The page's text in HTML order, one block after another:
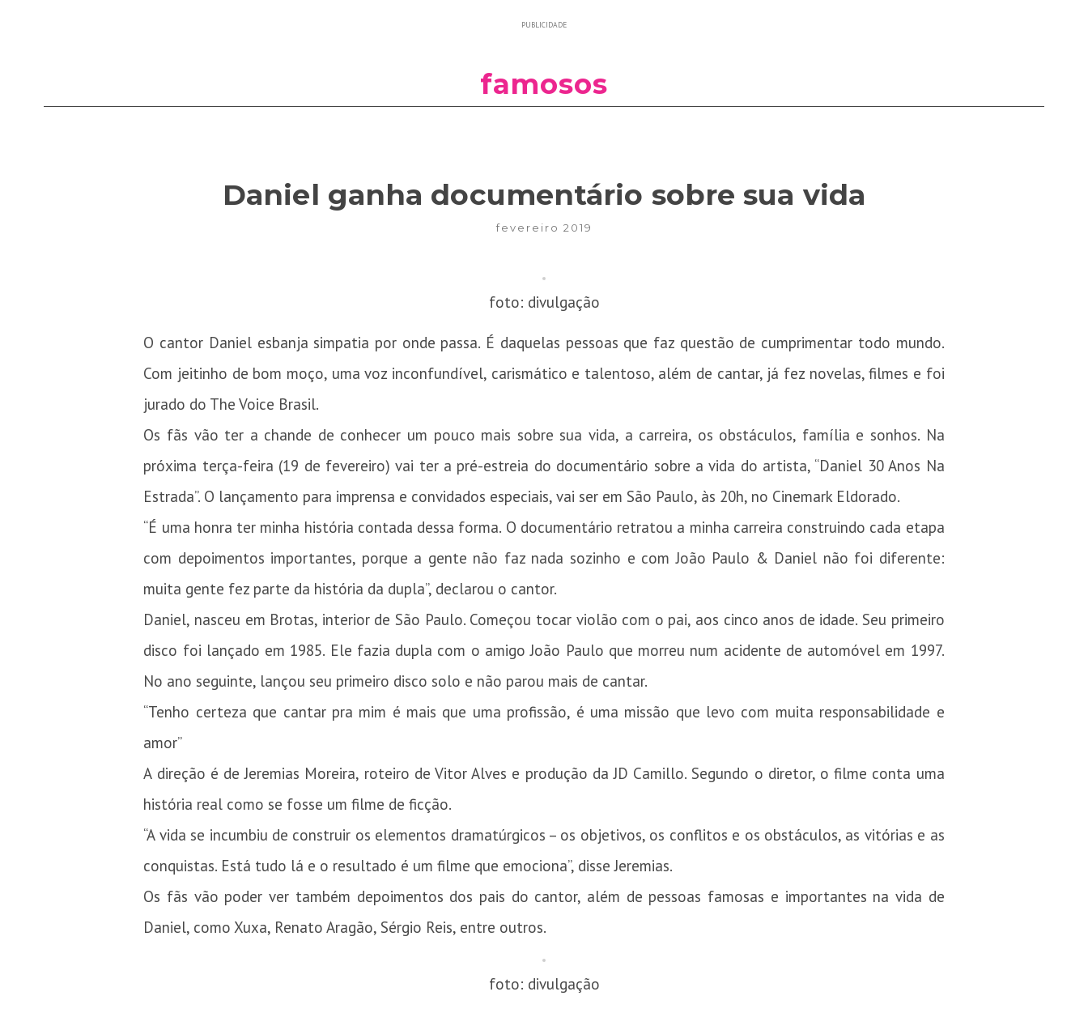
PUBLICIDADE
famosos
Daniel ganha documentário sobre sua vida
fevereiro 2019
foto: divulgação
O cantor Daniel esbanja simpatia por onde passa. É daquelas pessoas que faz questão de cumprimentar todo mundo.
Com jeitinho de bom moço, uma voz inconfundível, carismático e talentoso, além de cantar, já fez novelas, filmes e foi
jurado do The Voice Brasil.
Os fãs vão ter a chande de conhecer um pouco mais sobre sua vida, a carreira, os obstáculos, família e sonhos. Na
próxima terça-feira (19 de fevereiro) vai ter a pré-estreia do documentário sobre a vida do artista, “Daniel 30 Anos Na
Estrada”. O lançamento para imprensa e convidados especiais, vai ser em São Paulo, às 20h, no Cinemark Eldorado.
“É uma honra ter minha história contada dessa forma. O documentário retratou a minha carreira construindo cada etapa
com depoimentos importantes, porque a gente não faz nada sozinho e com João Paulo & Daniel não foi diferente:
muita gente fez parte da história da dupla”, declarou o cantor.
Daniel, nasceu em Brotas, interior de São Paulo. Começou tocar violão com o pai, aos cinco anos de idade. Seu primeiro
disco foi lançado em 1985. Ele fazia dupla com o amigo João Paulo que morreu num acidente de automóvel em 1997.
No ano seguinte, lançou seu primeiro disco solo e não parou mais de cantar.
“Tenho certeza que cantar pra mim é mais que uma profissão, é uma missão que levo com muita responsabilidade e
amor”
A direção é de Jeremias Moreira, roteiro de Vitor Alves e produção da JD Camillo. Segundo o diretor, o filme conta uma
história real como se fosse um filme de ficção.
“A vida se incumbiu de construir os elementos dramatúrgicos – os objetivos, os conflitos e os obstáculos, as vitórias e as
conquistas. Está tudo lá e o resultado é um filme que emociona”, disse Jeremias.
Os fãs vão poder ver também depoimentos dos pais do cantor, além de pessoas famosas e importantes na vida de
Daniel, como Xuxa, Renato Aragão, Sérgio Reis, entre outros.
foto: divulgação